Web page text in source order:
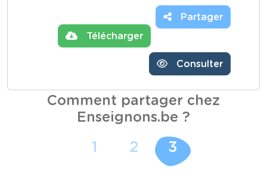
Télécharger
Partager
Consulter
Comment partager chez
Enseignons.be ?
1 2 3